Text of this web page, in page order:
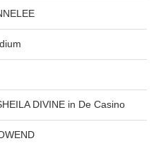
DIVINE in De Casino